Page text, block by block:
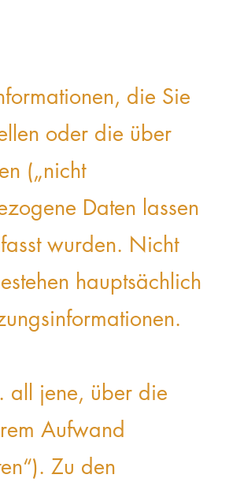
die Sie
oder die über
(„nicht
Daten lassen
wurden. Nicht
hauptsächlich
n.
all jene, über die
Aufwand
Zu den